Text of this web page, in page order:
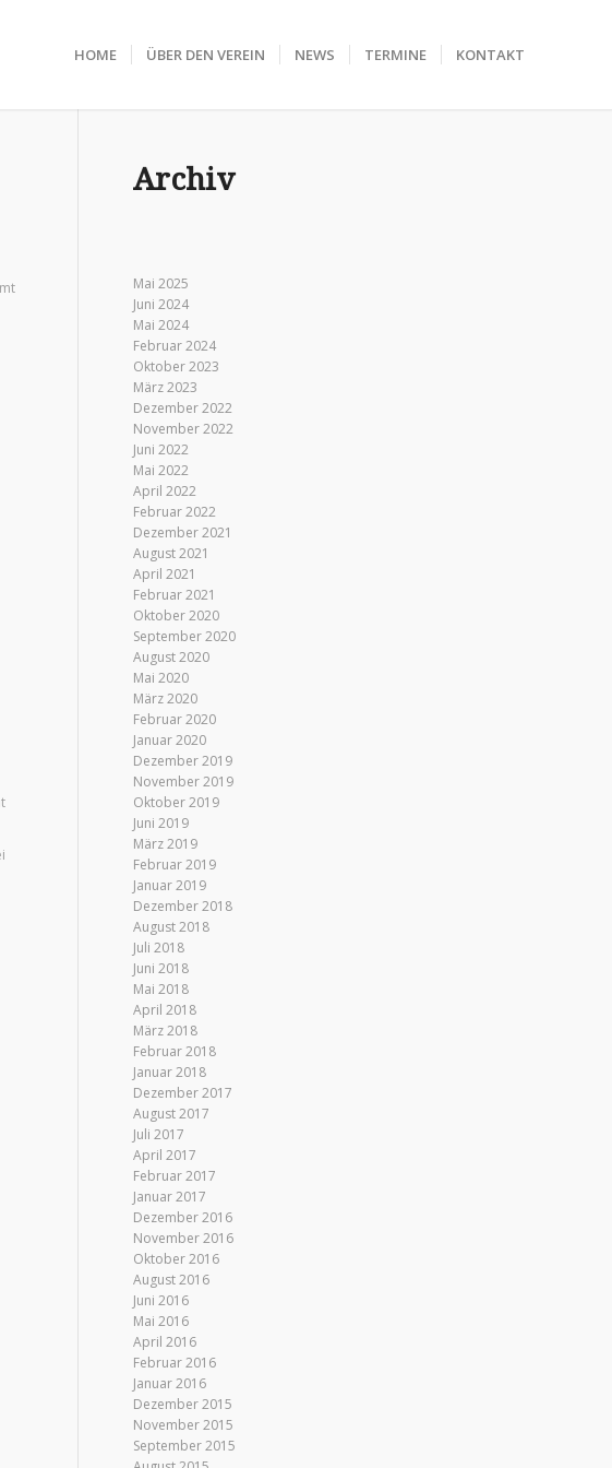
HOME ÜBER DEN VEREIN NEWS TERMINE KONTAKT
Archiv
Mai 2025
Juni 2024
Mai 2024
Februar 2024
Oktober 2023
März 2023
Dezember 2022
November 2022
Juni 2022
Mai 2022
April 2022
Februar 2022
Dezember 2021
August 2021
April 2021
Februar 2021
Oktober 2020
September 2020
August 2020
Mai 2020
März 2020
Februar 2020
Januar 2020
Dezember 2019
November 2019
Oktober 2019
Juni 2019
März 2019
Februar 2019
Januar 2019
Dezember 2018
August 2018
Juli 2018
Juni 2018
Mai 2018
April 2018
März 2018
Februar 2018
Januar 2018
Dezember 2017
August 2017
Juli 2017
April 2017
Februar 2017
Januar 2017
Dezember 2016
November 2016
Oktober 2016
August 2016
Juni 2016
Mai 2016
April 2016
Februar 2016
Januar 2016
Dezember 2015
November 2015
September 2015